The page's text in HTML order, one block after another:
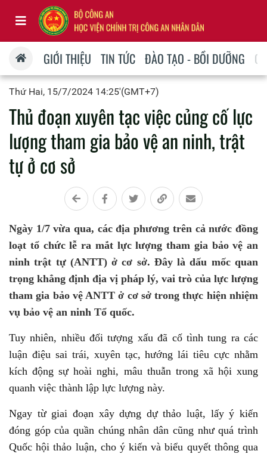
GIỚI THIỆU TIN TỨC ĐÀO TẠO - BỒI DƯỠNG
Thứ Hai, 15/7/2024 14:25'(GMT+7)
Thủ đoạn xuyên tạc việc củng cố lực
lượng tham gia bảo vệ an ninh, trật
tự ở cơ sở
Ngày 1/7 vừa qua, các địa phương trên cả nước đồng
loạt tổ chức lễ ra mắt lực lượng tham gia bảo vệ an
ninh trật tự (ANTT) ở cơ sở. Đây là dấu mốc quan
trọng khẳng định địa vị pháp lý, vai trò của lực lượng
tham gia bảo vệ ANTT ở cơ sở trong thực hiện nhiệm
vụ bảo vệ an ninh Tổ quốc.
Tuy nhiên, nhiều đối tượng xấu đã cố tình tung ra các
luận điệu sai trái, xuyên tạc, hướng lái tiêu cực nhằm
kích động sự hoài nghi, mâu thuẫn trong xã hội xung
quanh việc thành lập lực lượng này.
Ngay từ giai đoạn xây dựng dự thảo luật, lấy ý kiến
đóng góp của quần chúng nhân dân cũng như quá trình
Quốc hội thảo luận, cho ý kiến và biểu quyết thông qua